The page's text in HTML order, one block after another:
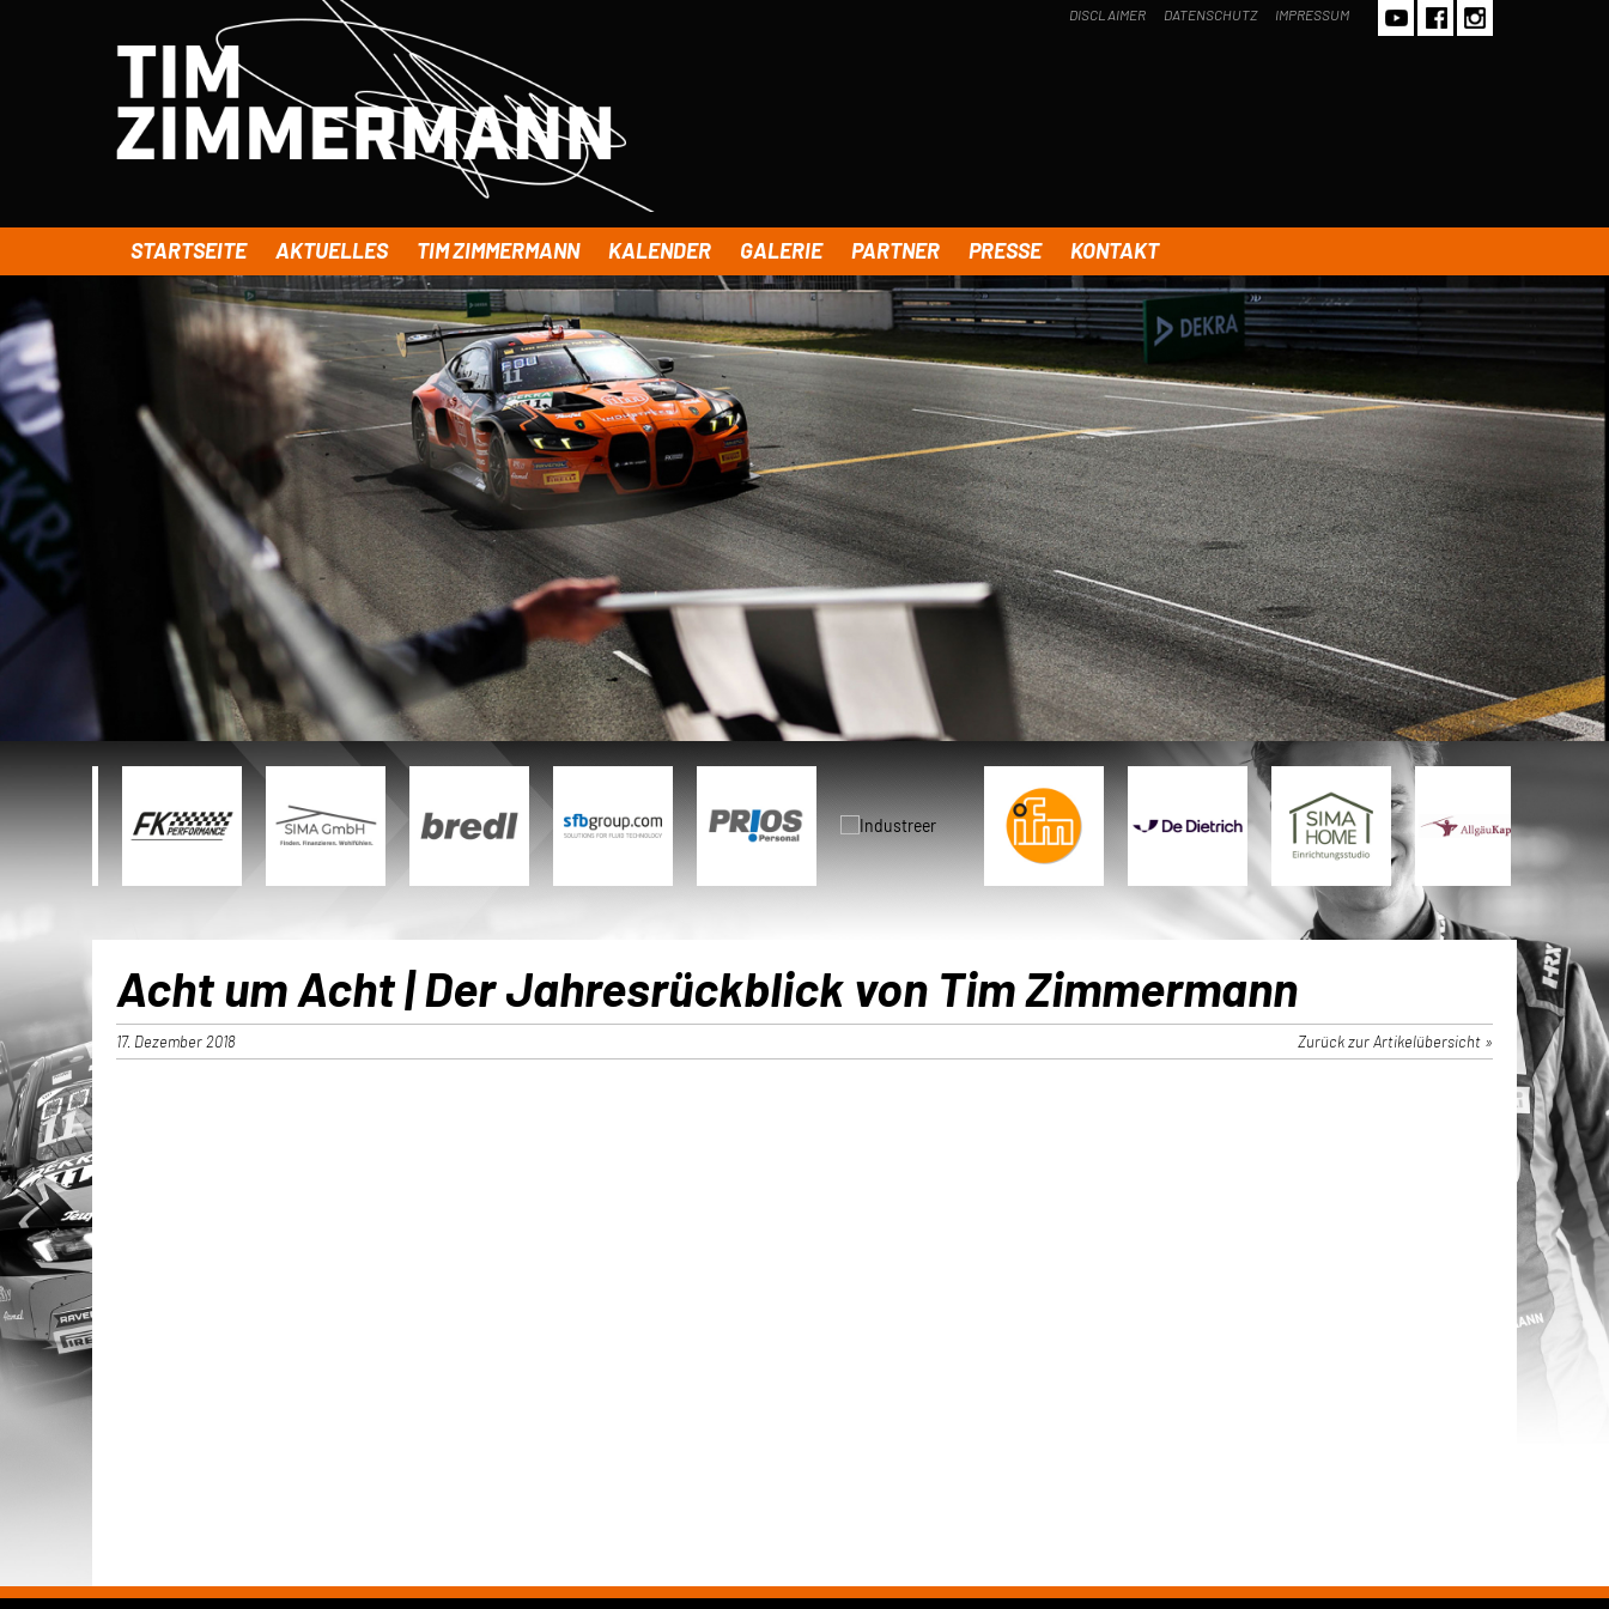
DISCLAIMER DATENSCHUTZ IMPRESSUM
STARTSEITE AKTUELLES TIM ZIMMERMANN KALENDER GALERIE PARTNER PRESSE KONTAKT
Acht um Acht | Der Jahresrückblick von Tim Zimmermann
17. Dezember 2018 Zurück zur Artikelübersicht »